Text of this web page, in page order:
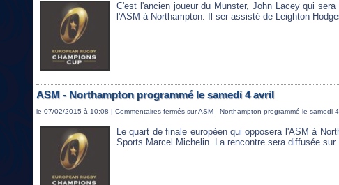
C'est l'ancien joueur du Munster, John Lacey qui
l'ASM à Northampton. Il ser assisté de Leighton
ASM - Northampton programmé le samedi 4 avril
le 07/02/2015 à 10:08 | Commentaires fermés sur ASM - Northampton programmé le samedi 4
Le quart de finale européen qui opposera l'ASM à
Sports Marcel Michelin. La rencontre sera diffusée sur